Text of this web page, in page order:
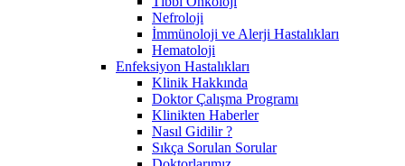
Nefroloji
İmmünoloji ve Alerji Hastalıkları
Hematoloji
Enfeksiyon Hastalıkları
Klinik Hakkında
Doktor Çalışma Programı
Klinikten Haberler
Nasıl Gidilir ?
Sıkça Sorulan Sorular